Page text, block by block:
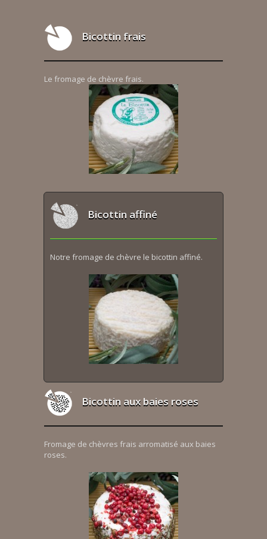
Bicottin frais
Le fromage de chèvre frais.
Bicottin affiné
Notre fromage de chèvre le bicottin affiné.
Bicottin aux baies roses
Fromage de chèvres frais arromatisé aux baies
roses.